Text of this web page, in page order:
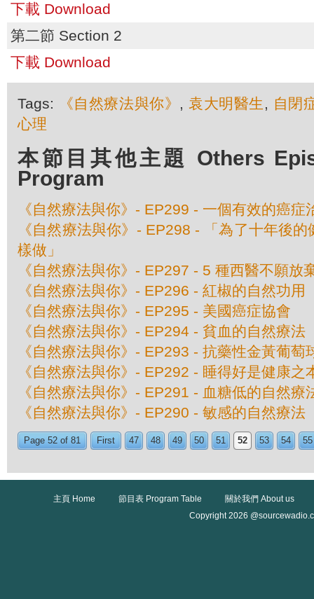
下載 Download
第二節 Section 2
下載 Download
Tags: 《自然療法與你》 , 袁大明醫生 , 自閉
心理
本節目其他主題 Others
Program
《自然療法與你》- EP299 - 一個有效的癌症
《自然療法與你》- EP298 - 「為了十年後
樣做」
《自然療法與你》- EP297 - 5 種西醫不願放
《自然療法與你》- EP296 - 紅椒的自然功用
《自然療法與你》- EP295 - 美國癌症協會
《自然療法與你》- EP294 - 貧血的自然療法
《自然療法與你》- EP293 - 抗藥性金黃葡萄
《自然療法與你》- EP292 - 睡得好是健康之
《自然療法與你》- EP291 - 血糖低的自然療
《自然療法與你》- EP290 - 敏感的自然療法
Page 52 of 81 First 47 48 49 50 51 52 53 54 55
主頁 Home 節目表 Program Table
關於我們 About us
Copyright 2026